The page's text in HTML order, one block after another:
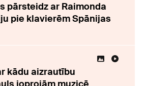
pārsteidz ar Raimonda
pie klavierēm Spānijas
kādu aizrautību